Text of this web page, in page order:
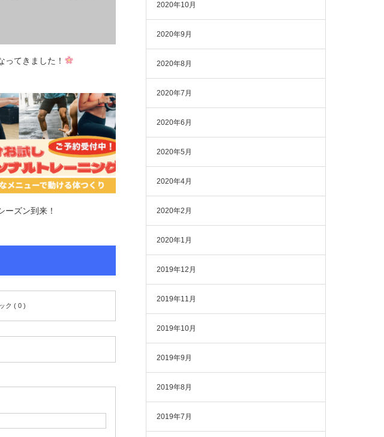
ってきました！
ーズン到来！
ク ( 0 )
2020年10月
2020年9月
2020年8月
2020年7月
2020年6月
2020年5月
2020年4月
2020年2月
2020年1月
2019年12月
2019年11月
2019年10月
2019年9月
2019年8月
2019年7月